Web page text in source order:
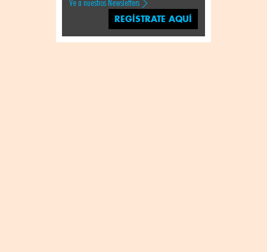
Ve a nuestros Newsletters
REGÍSTRATE AQUÍ